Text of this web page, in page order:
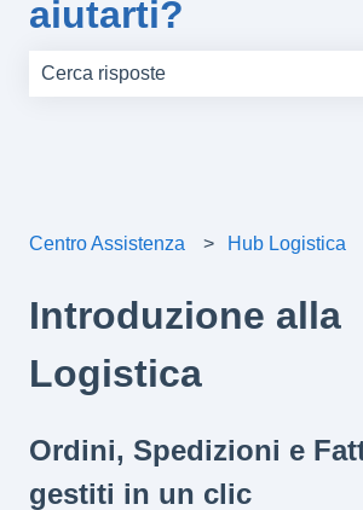
aiutarti?
Centro Assistenza Hub Logistica
Introduzione alla
Logistica
Ordini, Spedizioni e
gestiti in un clic